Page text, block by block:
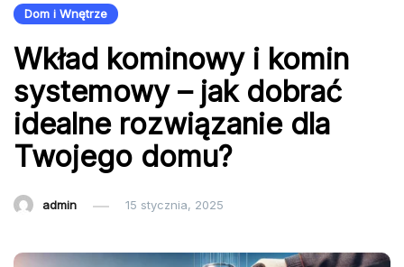
Dom i Wnętrze
Wkład kominowy i komin
systemowy – jak dobrać
idealne rozwiązanie dla
Twojego domu?
admin 15 stycznia, 2025